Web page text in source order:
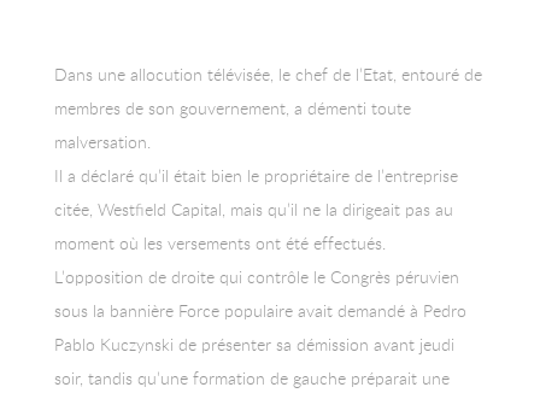
Dans une allocution télévisée, le chef de l’Etat, entouré de
membres de son gouvernement, a démenti toute
malversation.
Il a déclaré qu’il était bien le propriétaire de l’entreprise
citée, Westfield Capital, mais qu’il ne la dirigeait pas au
moment où les versements ont été effectués.
L’opposition de droite qui contrôle le Congrès péruvien
sous la bannière Force populaire avait demandé à Pedro
Pablo Kuczynski de présenter sa démission avant jeudi
soir, tandis qu’une formation de gauche préparait une